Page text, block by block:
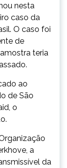
nesta
caso da
O caso foi
de
teria
ao
de São
o
a
da